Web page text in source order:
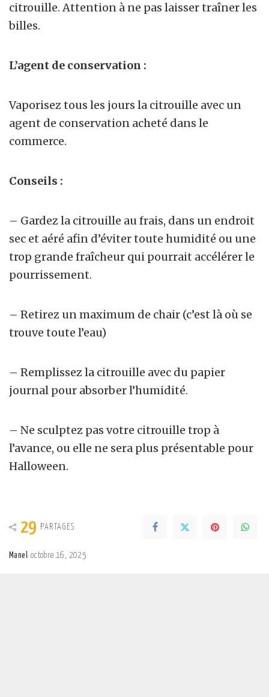
citrouille. Attention à ne pas laisser traîner les
billes.
L’agent de conservation :
Vaporisez tous les jours la citrouille avec un
agent de conservation acheté dans le
commerce.
Conseils :
– Gardez la citrouille au frais, dans un endroit
sec et aéré afin d’éviter toute humidité ou une
trop grande fraîcheur qui pourrait accélérer le
pourrissement.
– Retirez un maximum de chair (c’est là où se
trouve toute l’eau)
– Remplissez la citrouille avec du papier
journal pour absorber l’humidité.
– Ne sculptez pas votre citrouille trop à
l’avance, ou elle ne sera plus présentable pour
Halloween.
29 PARTAGES
Manel octobre 16, 2025